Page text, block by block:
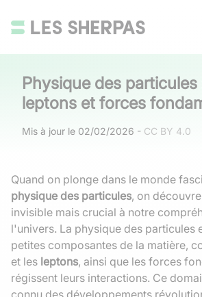
Physique des particules
leptons et forces
Mis à jour le 02/02/2026 - CC BY 4.0
Quand on plonge dans le monde
physique des particules, on
invisible mais crucial à notre
l'univers. La physique des particules
petites composantes de la matière,
et les leptons, ainsi que les forces
régissent leurs interactions. Ce
connu des développements